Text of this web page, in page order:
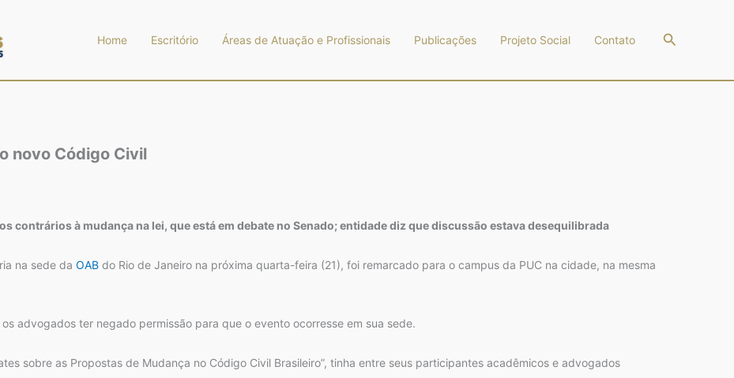
Home Escritório Áreas de Atuação e Profissionais Publicações Projeto Social Contato Pesquisar
novo Código Civil
contrários à mudança na lei, que está em debate no Senado; entidade diz que discussão estava desequilibrada
na sede da OAB do Rio de Janeiro na próxima quarta-feira (21), foi remarcado para o campus da PUC na cidade, na mesma
advogados ter negado permissão para que o evento ocorresse em sua sede.
sobre as Propostas de Mudança no Código Civil Brasileiro”, tinha entre seus participantes acadêmicos e advogados